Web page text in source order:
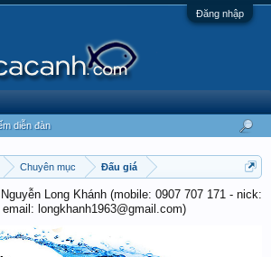
Đăng nhập
Chuyên mục Đấu giá
Long Khánh (mobile: 0907 707 171 - nick:
longkhanh1963@gmail.com)
diễn đàn